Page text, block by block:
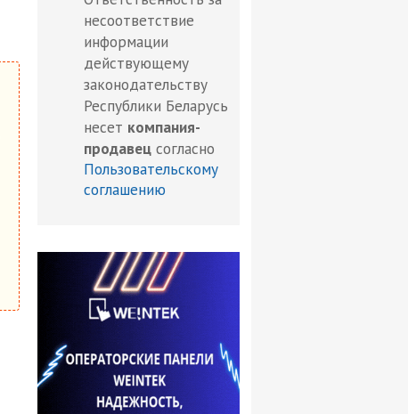
несоответствие
информации
действующему
законодательству
Республики Беларусь
несет компания-
продавец согласно
Пользовательскому
соглашению